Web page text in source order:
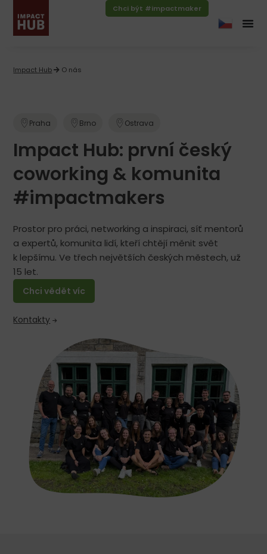
Chci být #impactmaker
Impact Hub O nás
Praha Brno Ostrava
Impact Hub: první český
coworking & komunita
#impactmakers
Prostor pro práci, networking a inspiraci, síť mentorů
a expertů, komunita lidí, kteří chtějí měnit svět
k lepšímu. Ve třech největších českých městech, už
15 let.
Chci vědět víc
Kontakty